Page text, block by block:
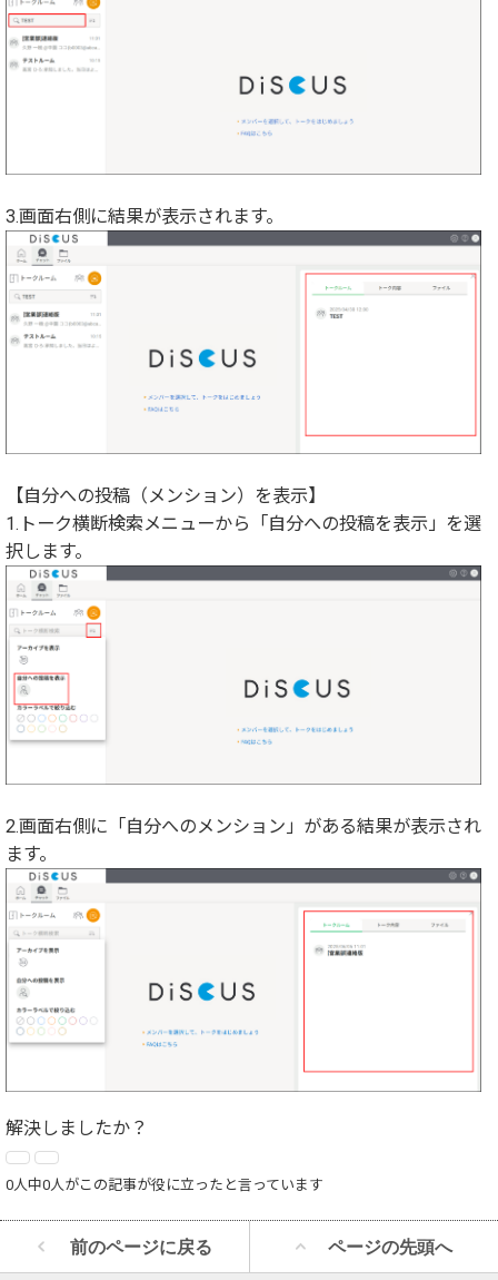
3.画面右側に結果が表示されます。
【自分への投稿（メンション）を表示】
1.トーク横断検索メニューから「自分への投稿を表示」を選
択します。
2.画面右側に「自分へのメンション」がある結果が表示され
ます。
解決しましたか？
0人中0人がこの記事が役に立ったと言っています
前のページに戻る ページの先頭へ